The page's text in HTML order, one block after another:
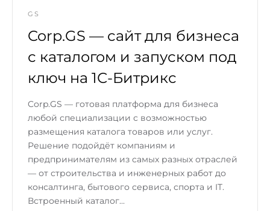
GS
Corp.GS — сайт для бизнеса
с каталогом и запуском под
ключ на 1С-Битрикс
Corp.GS — готовая платформа для бизнеса
любой специализации с возможностью
размещения каталога товаров или услуг.
Решение подойдёт компаниям и
предпринимателям из самых разных отраслей
— от строительства и инженерных работ до
консалтинга, бытового сервиса, спорта и IT.
Встроенный каталог...